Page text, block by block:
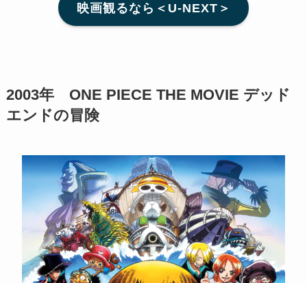
映画観るなら＜U-NEXT＞
2003年 ONE PIECE THE MOVIE デッド
エンドの冒険